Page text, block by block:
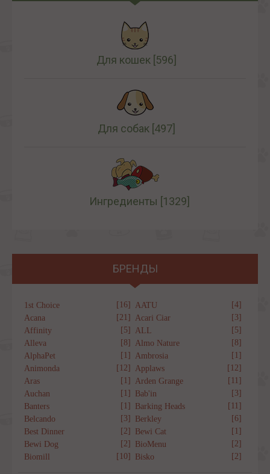
Для кошек [596]
Для собак [497]
Ингредиенты [1329]
БРЕНДЫ
1st Choice [16] AATU
[4]
Acana
[21] Acari Ciar
[3]
Affinity
[5] ALL
[5]
Alleva
[8] Almo Nature
[8]
AlphaPet
[1] Ambrosia
[1]
Animonda
[12] Applaws
[12]
Aras
[1] Arden Grange
[11]
Auchan
[1] Bab'in
[3]
Banters
[1] Barking Heads
[11]
Belcando
[3] Berkley
[6]
Best Dinner
[2] Bewi Cat
[1]
Bewi Dog
[2] BioMenu
[2]
Biomill
[10] Bisko [2]